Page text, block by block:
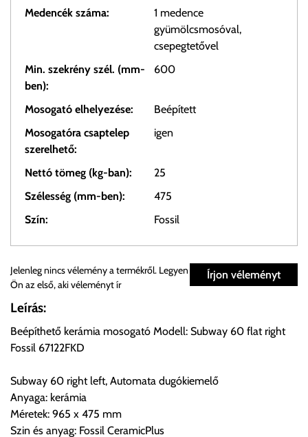
Medencék száma:
1 medence
gyümölcsmosóval,
csepegtetővel
Min. szekrény szél. (mm-
ben):
600
Mosogató elhelyezése:
Beépített
Mosogatóra csaptelep
szerelhető:
igen
Nettó tömeg (kg-ban):
25
Szélesség (mm-ben):
475
Szín:
Fossil
Személyes átvétel:
Önnek lehetősége van rendelését a beérkezést követően
ingyenesen átvenni Budapesti Cégcsoportunk Stúdiójában
előre egyeztetett időpontban.
Szállítási díjak:
Az oldalunkon rendelés esetén, amennyiben szállítást is kér,
Írjon véleményt
Jelenleg nincs vélemény a termékről. Legyen
Ön az első, aki véleményt ír
Leírás:
Beépíthető kerámia mosogató Modell: Subway 60 flat right
Fossil 67122FKD
Subway 60 right left, Automata dugókiemelő
Anyaga: kerámia
Méretek: 965 x 475 mm
Szin és anyag: Fossil CeramicPlus